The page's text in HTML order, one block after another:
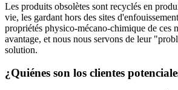
Les produits obsolètes sont recyclés en
vie, les gardant hors des sites
propriétés physico-mécano-chimique de ces
avantage, et nous nous servons de leur
solution.
¿Quiénes son los clientes